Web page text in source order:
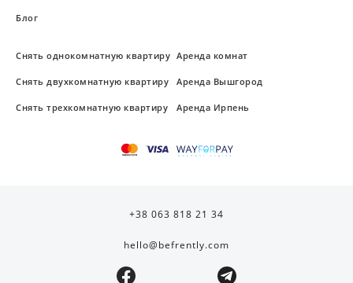
Блог
Снять однокомнатную квартиру
Снять двухкомнатную квартиру
Снять трехкомнатную квартиру
Аренда комнат
Аренда Вышгород
Аренда Ирпень
+38 063 818 21 34
hello@befrently.com